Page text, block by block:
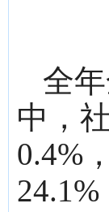
全
中，
0.4%